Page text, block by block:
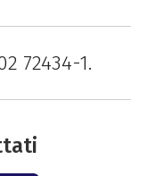
72434-1.